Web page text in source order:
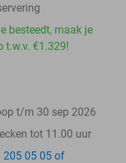
besteedt, maak je
t.w.v. €1.329!
t/m 30 sep 2026
tot 11.00 uur
205 05 05 of